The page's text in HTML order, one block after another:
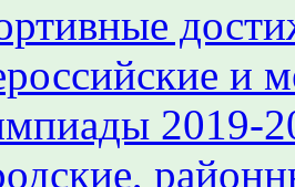
и
2019-